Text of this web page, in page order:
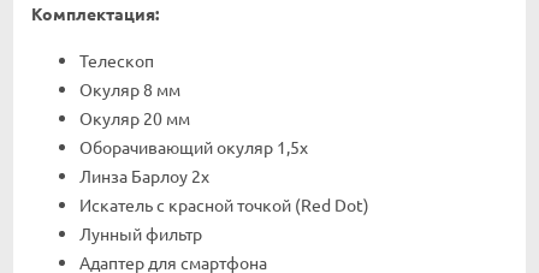
Комплектация:
Телескоп
Окуляр 8 мм
Окуляр 20 мм
Оборачивающий окуляр 1,5х
Линза Барлоу 2х
Искатель с красной точкой (Red Dot)
Лунный фильтр
Адаптер для смартфона